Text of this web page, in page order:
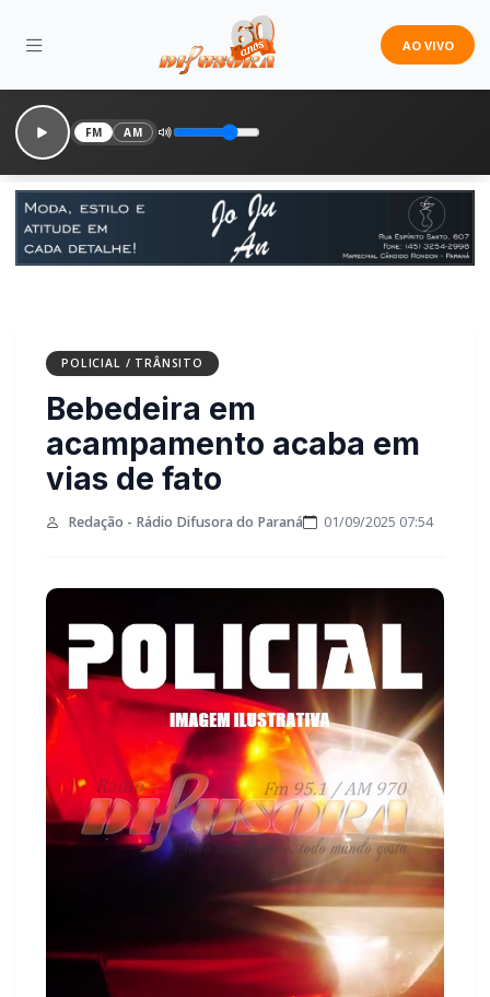
AO VIVO
FM AM
POLICIAL / TRÂNSITO
Bebedeira em
acampamento acaba em
vias de fato
Redação - Rádio Difusora do Paraná 01/09/2025 07:54